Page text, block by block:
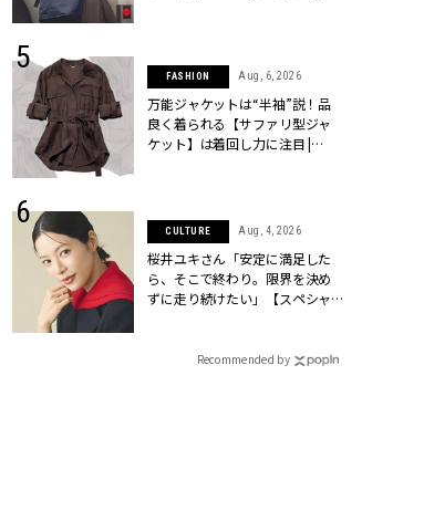
FASHION Aug, 6, 2026
万能ジャケットは“半袖”説！品
良く着られる【サファリ型ジャ
ケット】は着回し力に注目 |
CULTURE Aug, 4, 2026
桜井ユキさん「安定に満足した
ら、そこで終わり。限界を決め
ずに走り続けたい」【スペシャ
CLASSY.[クラッシィ]
Recommended by